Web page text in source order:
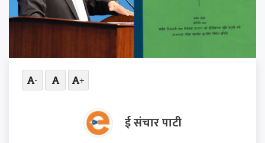
- +
ई संचार पाटी